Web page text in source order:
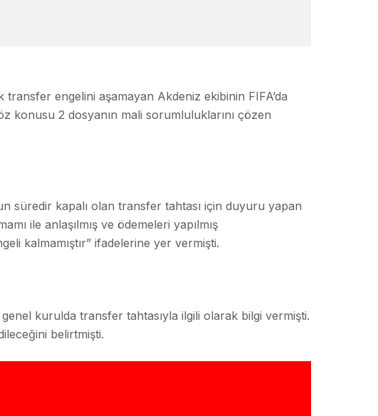
engelini aşamayan Akdeniz ekibinin FIFA’da
konusu 2 dosyanın mali sorumluluklarını çözen
süredir kapalı olan transfer tahtası için duyuru yapan
ile anlaşılmış ve ödemeleri yapılmış
kalmamıştır” ifadelerine yer vermişti.
kurulda transfer tahtasıyla ilgili olarak bilgi vermişti.
belirtmişti.